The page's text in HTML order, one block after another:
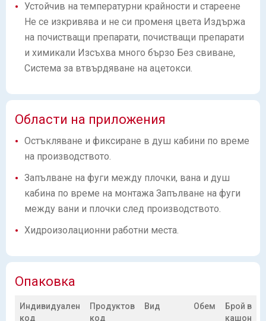
Устойчив на температурни крайности и стареене
Не се изкривява и не си променя цвета Издържа
на почистващи препарати, почистващи препарати
и химикали Изсъхва много бързо Без свиване,
Система за втвърдяване на ацетокси.
Области на приложения
Остъкляване и фиксиране в душ кабини по време
на производството.
Запълване на фуги между плочки, вана и душ
кабина по време на монтажа Запълване на фуги
между вани и плочки след производството.
Хидроизолационни работни места.
Опаковка
Индивидуален
код
Продуктов
код
Вид Обем
Брой в
кашон